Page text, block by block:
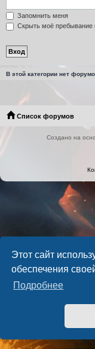
Этот сайт
обеспечения
Подробнее
Запомнить меня
Скрыть моё пребывание
В этой категории нет
Список форумов
Создано на